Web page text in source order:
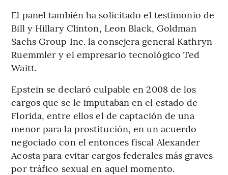
El panel también ha solicitado el testimonio de
Bill y Hillary Clinton, Leon Black, Goldman
Sachs Group Inc. la consejera general Kathryn
Ruemmler y el empresario tecnológico Ted
Waitt.
Epstein se declaró culpable en 2008 de los
cargos que se le imputaban en el estado de
Florida, entre ellos el de captación de una
menor para la prostitución, en un acuerdo
negociado con el entonces fiscal Alexander
Acosta para evitar cargos federales más graves
por tráfico sexual en aquel momento.